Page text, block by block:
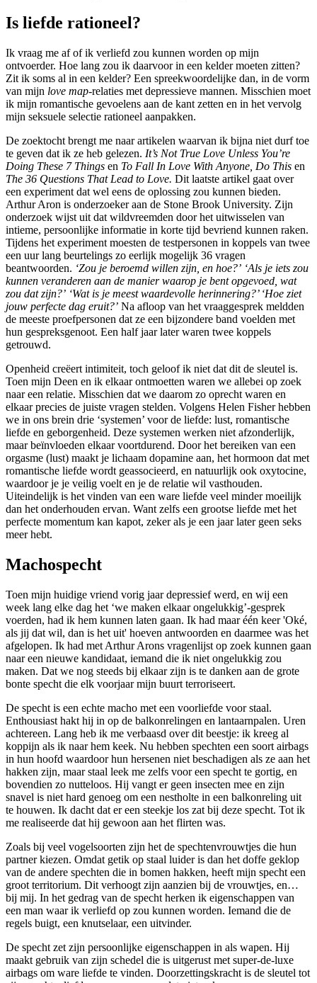
Is liefde rationeel?
Ik vraag me af of ik verliefd zou kunnen worden op mijn
ontvoerder. Hoe lang zou ik daarvoor in een kelder moeten zitten?
Zit ik soms al in een kelder? Een spreekwoordelijke dan, in de vorm
van mijn love map-relaties met depressieve mannen. Misschien moet
ik mijn romantische gevoelens aan de kant zetten en in het vervolg
mijn seksuele selectie rationeel aanpakken.
De zoektocht brengt me naar artikelen waarvan ik bijna niet durf toe
te geven dat ik ze heb gelezen. It’s Not True Love Unless You’re
Doing These 7 Things en To Fall In Love With Anyone, Do This en
The 36 Questions That Lead to Love. Dit laatste artikel gaat over
een experiment dat wel eens de oplossing zou kunnen bieden.
Arthur Aron is onderzoeker aan de Stone Brook University. Zijn
onderzoek wijst uit dat wildvreemden door het uitwisselen van
intieme, persoonlijke informatie in korte tijd bevriend kunnen raken.
Tijdens het experiment moesten de testpersonen in koppels van twee
een uur lang beurtelings zo eerlijk mogelijk 36 vragen
beantwoorden. ‘Zou je beroemd willen zijn, en hoe?’ ‘Als je iets zou
kunnen veranderen aan de manier waarop je bent opgevoed, wat
zou dat zijn?’ ‘Wat is je meest waardevolle herinnering?’ ‘Hoe ziet
jouw perfecte dag eruit?’ Na afloop van het vraaggesprek meldden
de meeste proefpersonen dat ze een bijzondere band voelden met
hun gespreksgenoot. Een half jaar later waren twee koppels
getrouwd.
Openheid creëert intimiteit, toch geloof ik niet dat dit de sleutel is.
Toen mijn Deen en ik elkaar ontmoetten waren we allebei op zoek
naar een relatie. Misschien dat we daarom zo oprecht waren en
elkaar precies de juiste vragen stelden. Volgens Helen Fisher hebben
we in ons brein drie ‘systemen’ voor de liefde: lust, romantische
liefde en geborgenheid. Deze systemen werken niet afzonderlijk,
maar beïnvloeden elkaar voortdurend. Door het bereiken van een
orgasme (lust) maakt je lichaam dopamine aan, het hormoon dat met
romantische liefde wordt geassocieerd, en natuurlijk ook oxytocine,
waardoor je je veilig voelt en je de relatie wil vasthouden.
Uiteindelijk is het vinden van een ware liefde veel minder moeilijk
dan het onderhouden ervan. Want zelfs een grootse liefde met het
perfecte momentum kan kapot, zeker als je een jaar later geen seks
meer hebt.
Machospecht
Toen mijn huidige vriend vorig jaar depressief werd, en wij een
week lang elke dag het ‘we maken elkaar ongelukkig’-gesprek
voerden, had ik hem kunnen laten gaan. Ik had maar één keer 'Oké,
als jij dat wil, dan is het uit' hoeven antwoorden en daarmee was het
afgelopen. Ik had met Arthur Arons vragenlijst op zoek kunnen gaan
naar een nieuwe kandidaat, iemand die ik niet ongelukkig zou
maken. Dat we nog steeds bij elkaar zijn is te danken aan de grote
bonte specht die elk voorjaar mijn buurt terroriseert.
De specht is een echte macho met een voorliefde voor staal.
Enthousiast hakt hij in op de balkonrelingen en lantaarnpalen. Uren
achtereen. Lang heb ik me verbaasd over dit beestje: ik kreeg al
koppijn als ik naar hem keek. Nu hebben spechten een soort airbags
in hun hoofd waardoor hun hersenen niet beschadigen als ze aan het
hakken zijn, maar staal leek me zelfs voor een specht te gortig, en
bovendien zo nutteloos. Hij vangt er geen insecten mee en zijn
snavel is niet hard genoeg om een nestholte in een balkonreling uit
te houwen. Ik dacht dat er een steekje los zat bij deze specht. Tot ik
me realiseerde dat hij gewoon aan het flirten was.
Zoals bij veel vogelsoorten zijn het de spechtenvrouwtjes die hun
partner kiezen. Omdat getik op staal luider is dan het doffe geklop
van de andere spechten die in bomen hakken, heeft mijn specht een
groot territorium. Dit verhoogt zijn aanzien bij de vrouwtjes, en…
bij mij. In het gedrag van de specht herken ik eigenschappen van
een man waar ik verliefd op zou kunnen worden. Iemand die de
regels buigt, een knutselaar, een uitvinder.
De specht zet zijn persoonlijke eigenschappen in als wapen. Hij
maakt gebruik van zijn schedel die is uitgerust met super-de-luxe
airbags om ware liefde te vinden. Doorzettingskracht is de sleutel tot